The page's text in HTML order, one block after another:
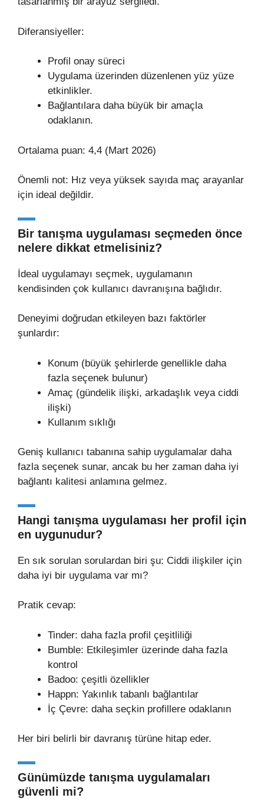
Diferansiyeller:
Profil onay süreci
Uygulama üzerinden düzenlenen yüz yüze
etkinlikler.
Bağlantılara daha büyük bir amaçla
odaklanın.
Ortalama puan: 4,4 (Mart 2026)
Önemli not: Hız veya yüksek sayıda maç arayanlar
için ideal değildir.
Bir tanışma uygulaması seçmeden önce
nelere dikkat etmelisiniz?
İdeal uygulamayı seçmek, uygulamanın
kendisinden çok kullanıcı davranışına bağlıdır.
Deneyimi doğrudan etkileyen bazı faktörler
şunlardır:
Konum (büyük şehirlerde genellikle daha
fazla seçenek bulunur)
Amaç (gündelik ilişki, arkadaşlık veya ciddi
ilişki)
Kullanım sıklığı
Geniş kullanıcı tabanına sahip uygulamalar daha
fazla seçenek sunar, ancak bu her zaman daha iyi
bağlantı kalitesi anlamına gelmez.
Hangi tanışma uygulaması her profil için
en uygunudur?
En sık sorulan sorulardan biri şu: Ciddi ilişkiler için
daha iyi bir uygulama var mı?
Pratik cevap:
Tinder: daha fazla profil çeşitliliği
Bumble: Etkileşimler üzerinde daha fazla
kontrol
Badoo: çeşitli özellikler
Happn: Yakınlık tabanlı bağlantılar
İç Çevre: daha seçkin profillere odaklanın
Her biri belirli bir davranış türüne hitap eder.
Günümüzde tanışma uygulamaları
güvenli mi?